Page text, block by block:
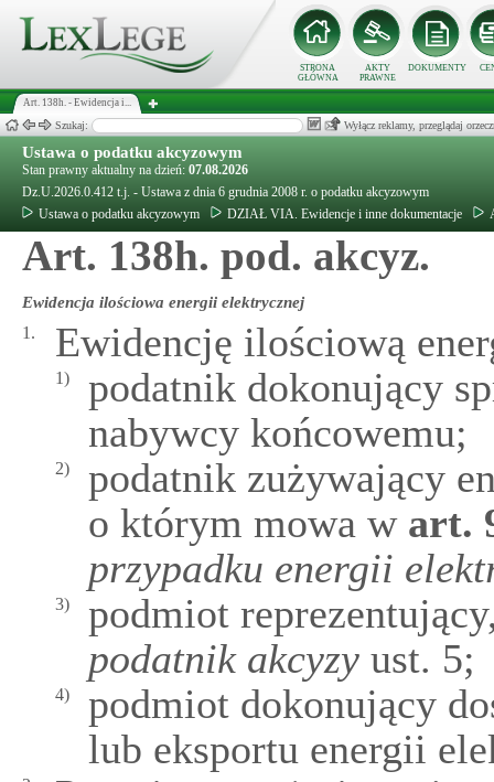
STRONA
GŁÓWNA
AKTY
PRAWNE
DOKUMENTY
Art. 138h. - Ewidencja i...
Szukaj: Wyłącz reklamy, przeglądaj
Ustawa o podatku akcyzowym
Stan prawny aktualny na dzień: 07.08.2026
Dz.U.2026.0.412 t.j. - Ustawa z dnia 6 grudnia 2008 r. o podatku akcyzowym
Ustawa o podatku akcyzowym
DZIAŁ VIA. Ewidencje i inne dokumentacje
Art. 138h. pod. akcyz.
Ewidencja ilościowa energii elektrycznej
1. Ewidencję ilościową
1)
podatnik dokonujący
nabywcy końcowemu;
2)
podatnik zużywający
o którym mowa wart.
przypadku energii
3)
podmiot
podatnik akcyzy ust. 5;
4)
podmiot dokonujący
lub eksportu energii